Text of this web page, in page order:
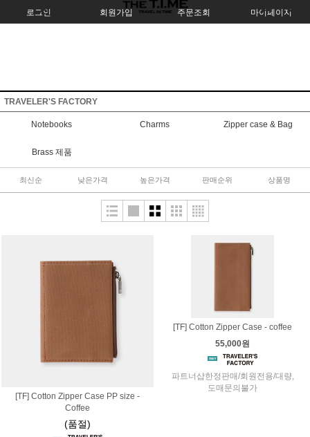
로그인 회원가입 주문조회 마이페이지
TRAVELER'S FACTORY
Notebooks Charms Zipper case & Bag
Brass 제품
최신순 낮은가격 높은가격 판매순위 상품명
[TF] Cotton Zipper Case PP size -
Coffee
(품절)
[TF] Cotton Zipper Case - coffee
55,000원
파트너샵한정판매/회원전용/대량,
도매문의불가